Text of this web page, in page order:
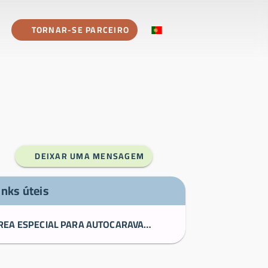
TORNAR-SE PARCEIRO
DEIXAR UMA MENSAGEM
úteis
ÁREA ESPECIAL PARA AUTOCARAVANAS DROME ARDECHEactu - Cave Saint Désirat